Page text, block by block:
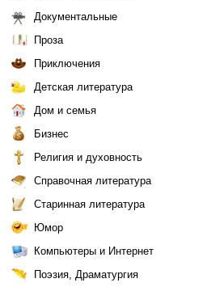
Документальные
Проза
Приключения
Детская литература
Дом и семья
Бизнес
Религия и духовность
Справочная литература
Старинная литература
Юмор
Компьютеры и Интернет
Поэзия, Драматургия